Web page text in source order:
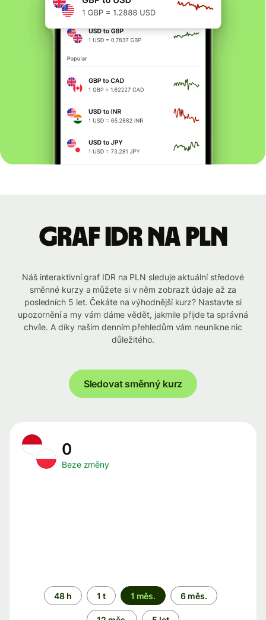
graf IDR na PLN
Náš interaktivní graf IDR na PLN sleduje aktuální středové
směnné kurzy a můžete si v něm zobrazit údaje až za
posledních 5 let. Čekáte na výhodnější kurz? Nastavte si
upozornění a my vám dáme vědět, jakmile přijde ta správná
chvíle. A díky našim denním přehledům vám neunikne nic
důležitého.
Sledovat směnný kurz
0
Beze změny
Časové
období
48 h 1 t 1 měs. 6 měs.